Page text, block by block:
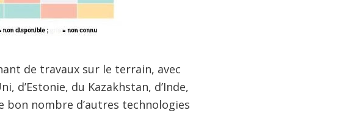
de travaux sur le terrain, avec
d’Estonie, du Kazakhstan, d’Inde,
bon nombre d’autres technologies